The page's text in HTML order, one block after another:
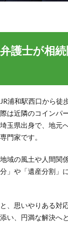
護士が相
浦和駅西口から徒
は近隣のコインパ
玉県出身で、地元
門家です。
域の風土や人間関
」や「遺産分割」
、思いやりある対
い、円満な解決へ